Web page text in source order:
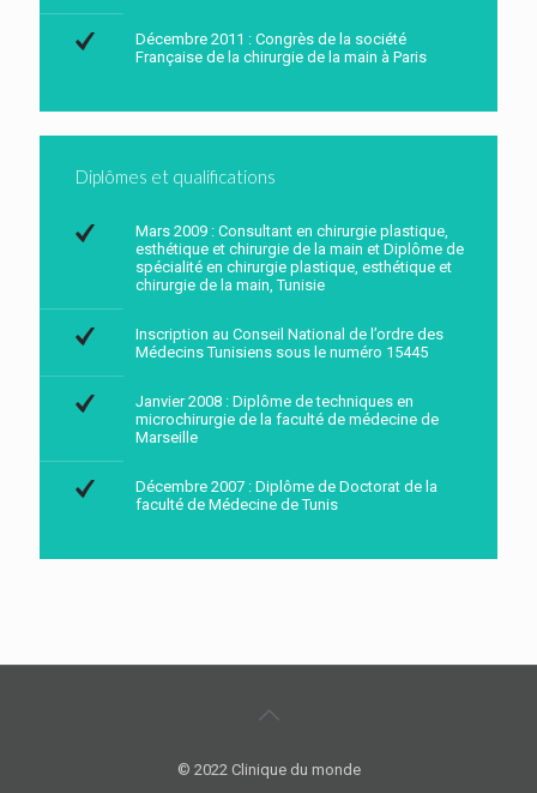
Décembre 2011 : Congrès de la société
Française de la chirurgie de la main à Paris
Diplômes et qualifications
Mars 2009 : Consultant en chirurgie plastique,
esthétique et chirurgie de la main et Diplôme de
spécialité en chirurgie plastique, esthétique et
chirurgie de la main, Tunisie
Inscription au Conseil National de l’ordre des
Médecins Tunisiens sous le numéro 15445
Janvier 2008 : Diplôme de techniques en
microchirurgie de la faculté de médecine de
Marseille
Décembre 2007 : Diplôme de Doctorat de la
faculté de Médecine de Tunis
© 2022 Clinique du monde